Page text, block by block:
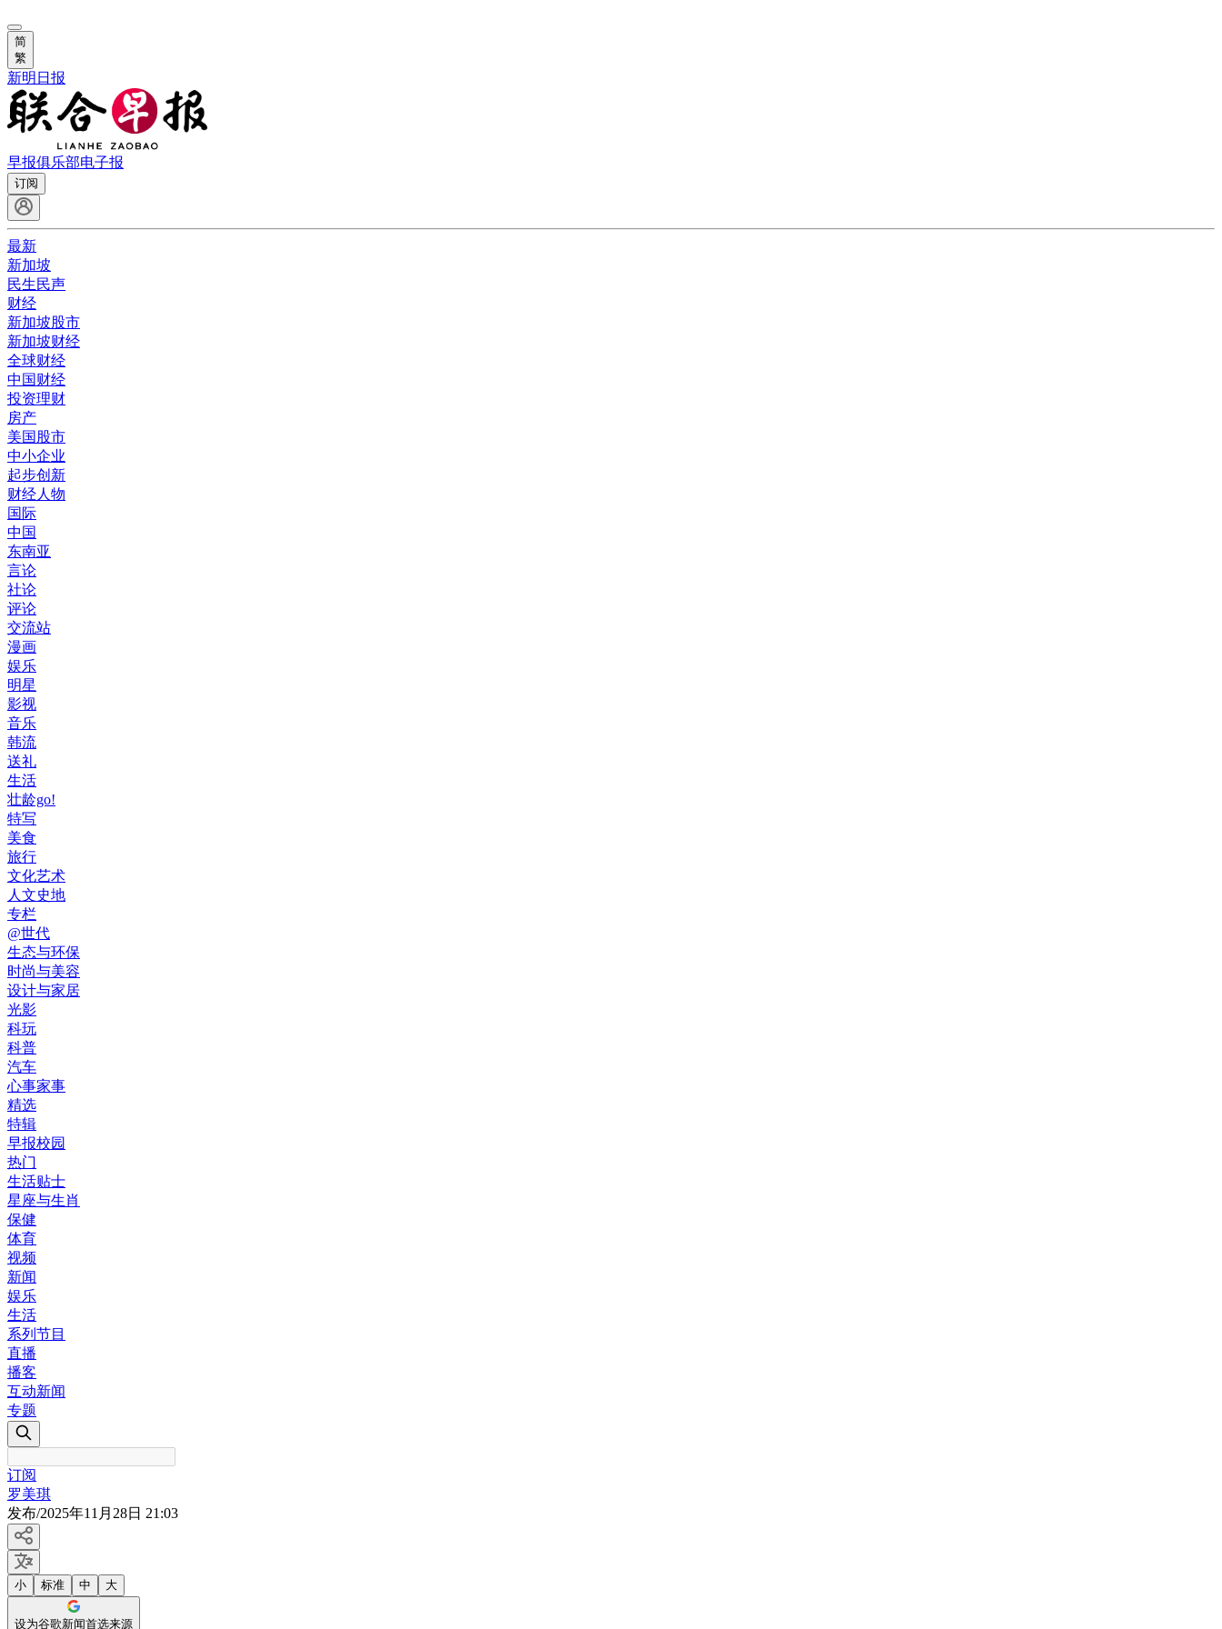
简
繁
新明日报
早报俱乐部电子报
订阅
最新
新加坡
民生民声
财经
新加坡股市
新加坡财经
全球财经
中国财经
投资理财
房产
美国股市
中小企业
起步创新
财经人物
国际
中国
东南亚
言论
社论
评论
交流站
漫画
娱乐
明星
影视
音乐
韩流
送礼
生活
壮龄go!
特写
美食
旅行
文化艺术
人文史地
专栏
@世代
生态与环保
时尚与美容
设计与家居
光影
科玩
科普
汽车
心事家事
精选
特辑
早报校园
热门
生活贴士
星座与生肖
保健
体育
视频
新闻
娱乐
生活
系列节目
直播
播客
互动新闻
专题
订阅
罗美琪
发布/2025年11月28日 21:03
小 标准 中 大
设为谷歌新闻首选来源